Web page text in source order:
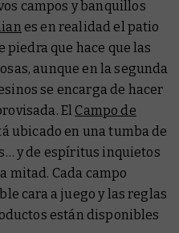
campos y banquillos
es en realidad el patio
piedra que hace que las
aunque en la segunda
se encarga de hacer
El Campo de
ubicado en una tumba de
y de espíritus inquietos
mitad. Cada campo
cara a juego y las reglas
están disponibles